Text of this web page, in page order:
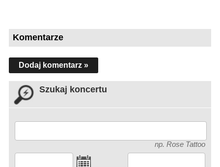
Komentarze
Dodaj komentarz »
Szukaj koncertu
np. Rose Tattoo